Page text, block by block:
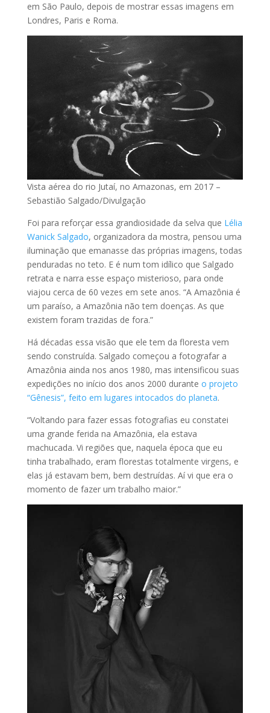
em São Paulo, depois de mostrar essas imagens em
Londres, Paris e Roma.
Vista aérea do rio Jutaí, no Amazonas, em 2017 –
Sebastião Salgado/Divulgação
Foi para reforçar essa grandiosidade da selva que Lélia
Wanick Salgado, organizadora da mostra, pensou uma
iluminação que emanasse das próprias imagens, todas
penduradas no teto. E é num tom idílico que Salgado
retrata e narra esse espaço misterioso, para onde
viajou cerca de 60 vezes em sete anos. “A Amazônia é
um paraíso, a Amazônia não tem doenças. As que
existem foram trazidas de fora.”
Há décadas essa visão que ele tem da floresta vem
sendo construída. Salgado começou a fotografar a
Amazônia ainda nos anos 1980, mas intensificou suas
expedições no início dos anos 2000 durante o projeto
“Gênesis”, feito em lugares intocados do planeta.
“Voltando para fazer essas fotografias eu constatei
uma grande ferida na Amazônia, ela estava
machucada. Vi regiões que, naquela época que eu
tinha trabalhado, eram florestas totalmente virgens, e
elas já estavam bem, bem destruídas. Aí vi que era o
momento de fazer um trabalho maior.”